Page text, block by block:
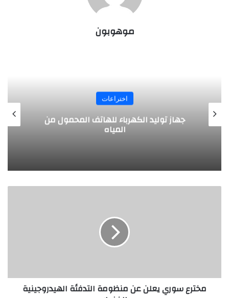
موهوبون
اختراعات
تصميم مبتكر .. طائرة بالطاقة الشمسية
يخترعها طلبة ألمانيون
مخترع سوري يعلن عن منظومة التدفئة الهيدروجينية